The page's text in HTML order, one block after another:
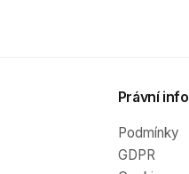
Právní info
Podmínky
GDPR